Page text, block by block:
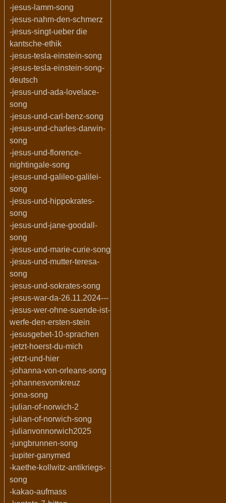
-jesus-lamm-song
-jesus-nahm-den-schmerz
-jesus-singt-ueber die
kantsche-ethik
-jesus-tesla-einstein-song
-jesus-tesla-einstein-song-
deutsch
-jesus-und-ada-lovelace-
song
-jesus-und-carl-benz-song
-jesus-und-charles-darwin-
song
-jesus-und-florence-
nightingale-song
-jesus-und-galileo-galilei-
song
-jesus-und-hippokrates-
song
-jesus-und-jane-goodall-
song
-jesus-und-marie-curie-song
-jesus-und-mutter-teresa-
song
-jesus-und-sokrates-song
-jesus-war-da-26.11.2024---
-jesus-wer-ohne-suende-ist-
werfe-den-ersten-stein
-jesusgebet-10-sprachen
-jetzt-hoerst-du-mich
-jetzt-und-hier
-johanna-von-orleans-song
-johannesvomkreuz
-jona-song
-julian-of-norwich-2
-julian-of-norwich-song
-julianvonnorwich2025
-jungbrunnen-song
-jupiter-ganymed
-kaethe-kollwitz-antikriegs-
song
-kakao-aufmass